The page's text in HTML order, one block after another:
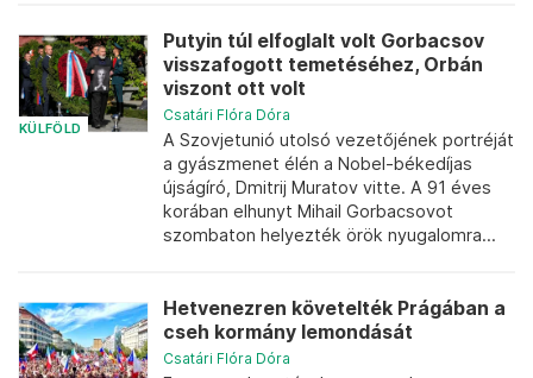
KÜLFÖLD
Putyin túl elfoglalt volt Gorbacsov
visszafogott temetéséhez, Orbán
viszont ott volt
Csatári Flóra Dóra
A Szovjetunió utolsó vezetőjének portréját
a gyászmenet élén a Nobel-békedíjas
újságíró, Dmitrij Muratov vitte. A 91 éves
korában elhunyt Mihail Gorbacsovot
szombaton helyezték örök nyugalomra...
Hetvenezren követelték Prágában a
cseh kormány lemondását
Csatári Flóra Dóra